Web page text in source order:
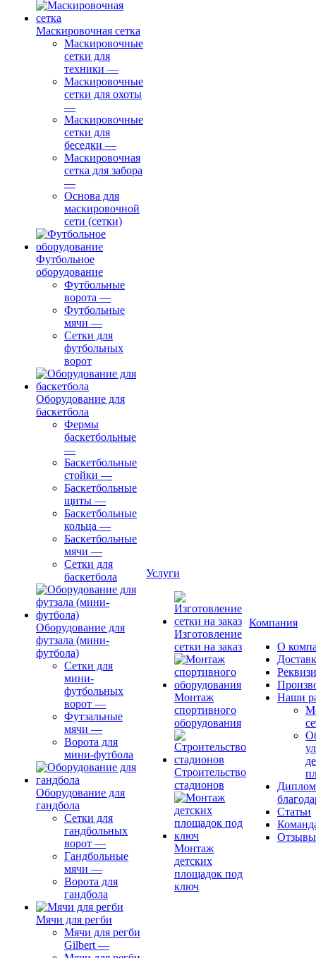
Маскировочная сетка
Маскировочные
сетки для
техники —
Маскировочные
сетки для охоты
—
Маскировочные
сетки для
беседки —
Маскировочная
сетка для забора
—
Основа для
маскировочной
сети (сетки)
Футбольное
оборудование
Футбольные
ворота —
Футбольные
мячи —
Сетки для
футбольных
ворот
Оборудование для
баскетбола
Фермы
баскетбольные
—
Баскетбольные
стойки —
Баскетбольные
щиты —
Баскетбольные
кольца —
Баскетбольные
мячи —
Сетки для
баскетбола
Оборудование для
футзала (мини-
футбола)
Сетки для
мини-
футбольных
ворот —
Футзальные
мячи —
Ворота для
мини-футбола
Оборудование для
гандбола
Сетки для
гандбольных
ворот —
Гандбольные
мячи —
Ворота для
гандбола
Мячи для регби
Мячи для регби
Gilbert —
Услуги
Изготовление
сетки на заказ
Монтаж
спортивного
оборудования
Строительство
стадионов
Монтаж
детских
площадок под
ключ
Компания
О
Наши
Статьи
Отзывы